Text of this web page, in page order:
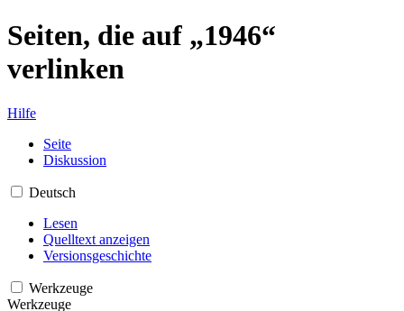
Seiten, die auf „1946“
verlinken
Hilfe
Seite
Diskussion
Deutsch
Lesen
Quelltext anzeigen
Versionsgeschichte
Werkzeuge
Werkzeuge